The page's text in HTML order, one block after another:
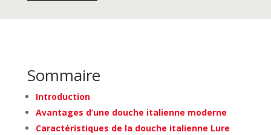
Sommaire
Introduction
Avantages d’une douche italienne moderne
Caractéristiques de la douche italienne Lure